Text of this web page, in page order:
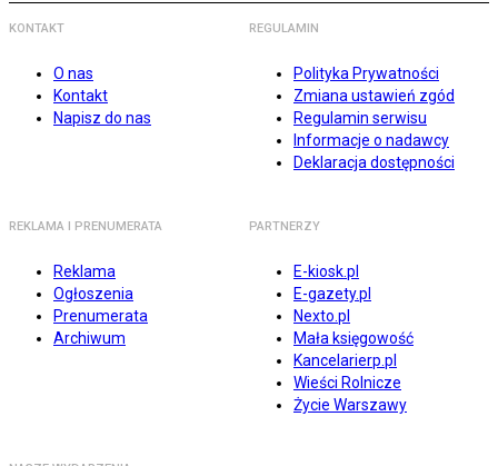
KONTAKT
O nas
Kontakt
Napisz do nas
REGULAMIN
Polityka Prywatności
Zmiana ustawień zgód
Regulamin serwisu
Informacje o nadawcy
Deklaracja dostępności
REKLAMA I PRENUMERATA
Reklama
Ogłoszenia
Prenumerata
Archiwum
PARTNERZY
E-kiosk.pl
E-gazety.pl
Nexto.pl
Mała księgowość
Kancelarierp.pl
Wieści Rolnicze
Życie Warszawy